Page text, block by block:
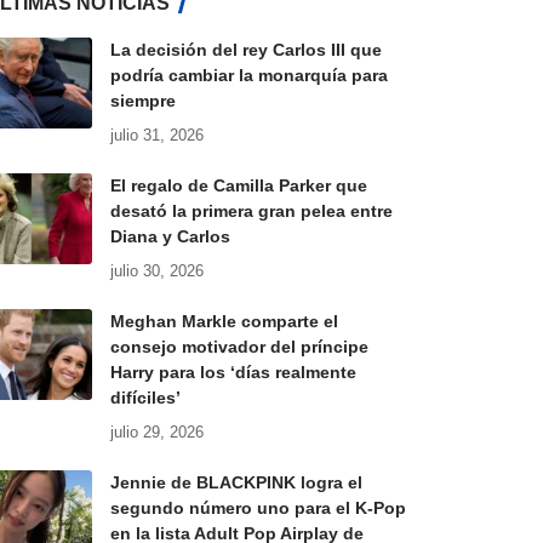
La decisión del rey Carlos III que
podría cambiar la monarquía para
siempre
julio 31, 2026
El regalo de Camilla Parker que
desató la primera gran pelea entre
Diana y Carlos
julio 30, 2026
Meghan Markle comparte el
consejo motivador del príncipe
Harry para los ‘días realmente
difíciles’
julio 29, 2026
Jennie de BLACKPINK logra el
segundo número uno para el K-Pop
en la lista Adult Pop Airplay de